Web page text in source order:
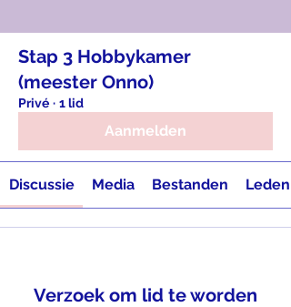
Stap 3 Hobbykamer
(meester Onno)
Privé · 1 lid
Aanmelden
Discussie Media Bestanden Leden
Verzoek om lid te worden